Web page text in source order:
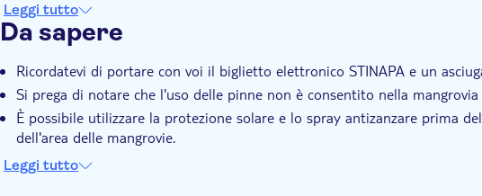
Leggi tutto
Da sapere
Ricordatevi di portare con voi il biglietto elettronico STINAPA e un
Si prega di notare che l'uso delle pinne non è consentito nella mangrovia
È possibile utilizzare la protezione solare e lo spray antizanzare prima
dell'area delle mangrovie.
Per tutte le attività acquatiche nel Parco Marino, è necessario
Leggi tutto